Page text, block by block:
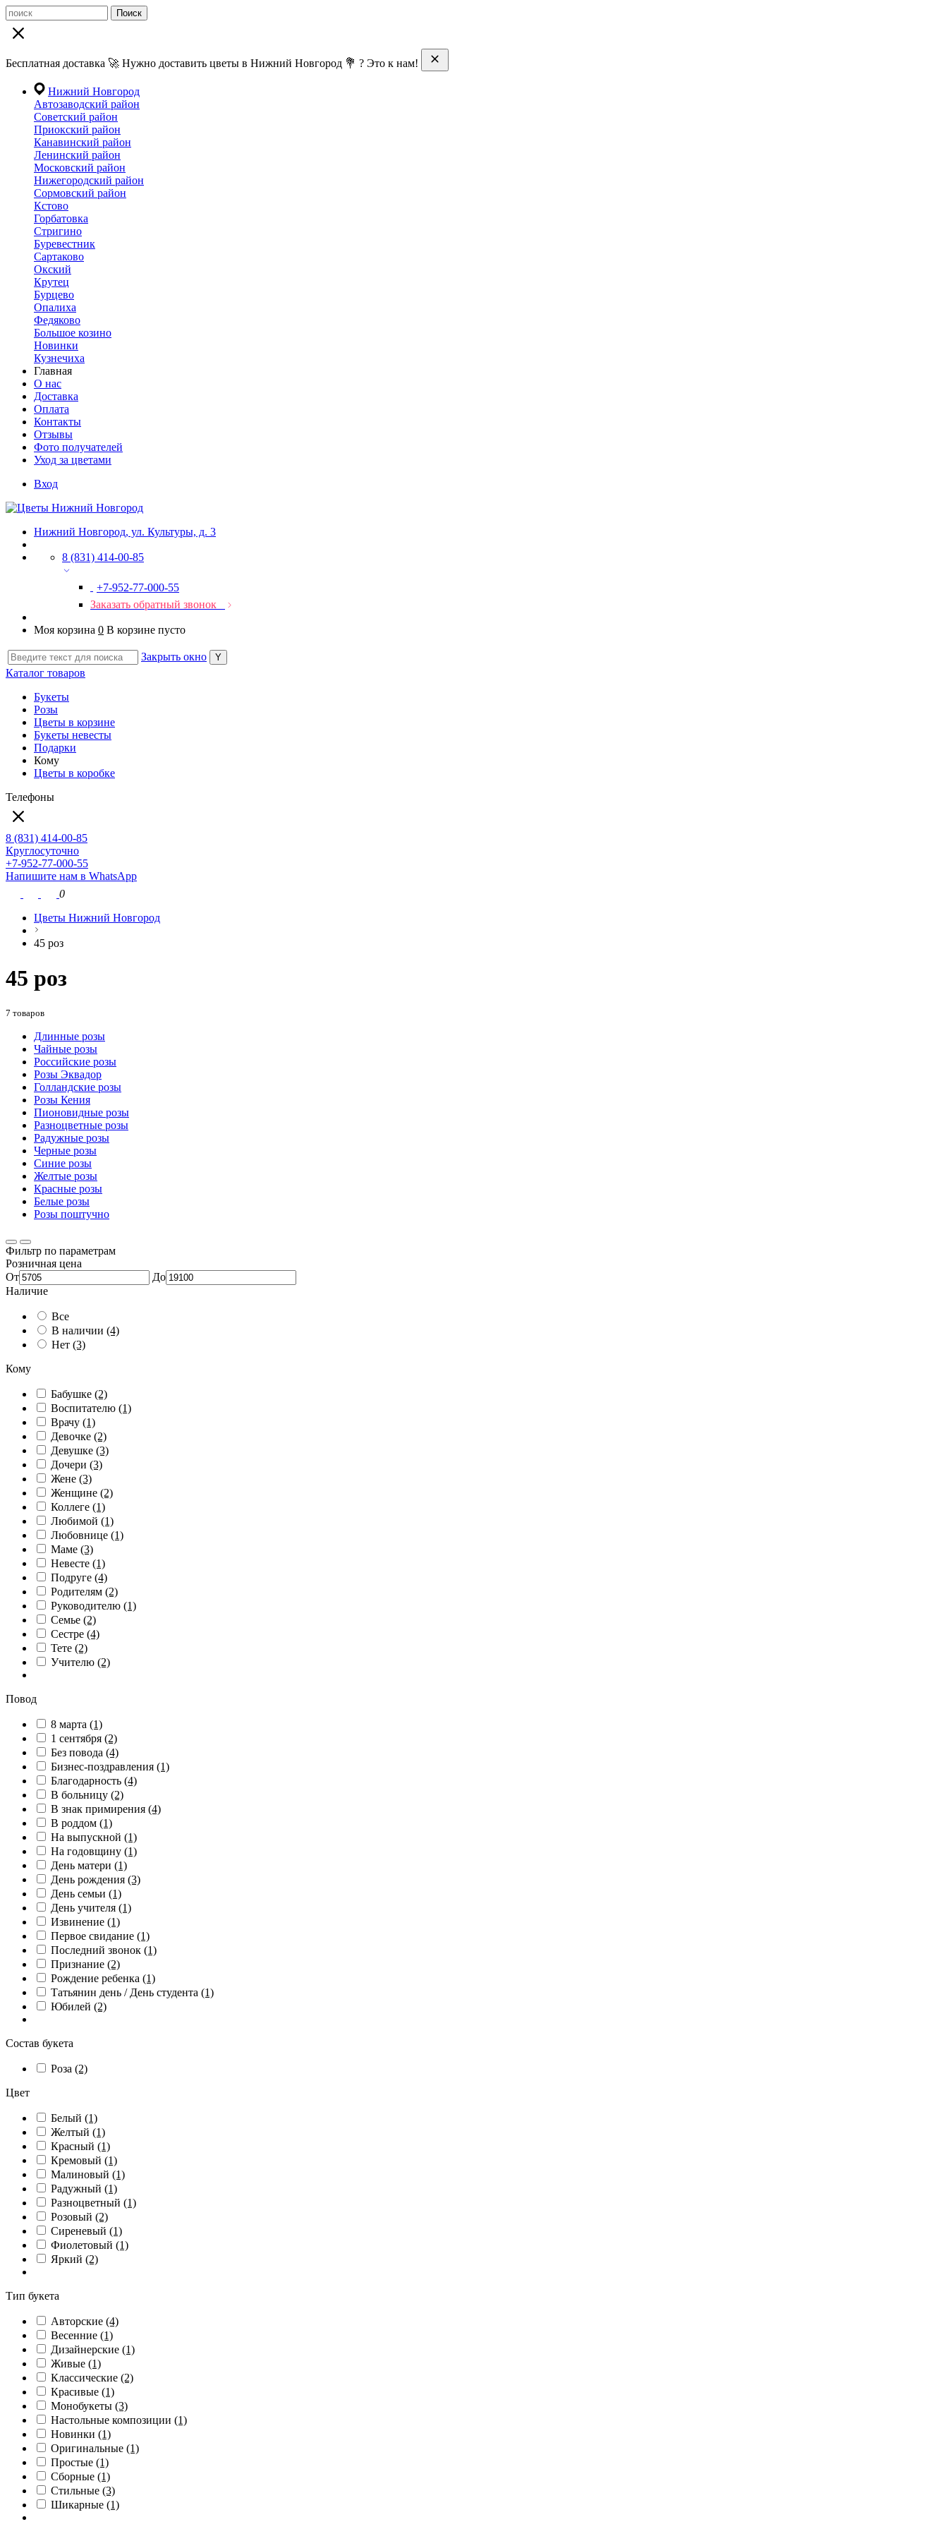
Поиск
Бесплатная доставка 🚀 Нужно доставить цветы в Нижний Новгород 💐 ? Это к нам!
Нижний Новгород
Автозаводский район
Советский район
Приокский район
Канавинский район
Ленинский район
Московский район
Нижегородский район
Сормовский район
Кстово
Горбатовка
Стригино
Буревестник
Сартаково
Окский
Крутец
Бурцево
Опалиха
Федяково
Большое козино
Новинки
Кузнечиха
Главная
О нас
Доставка
Оплата
Контакты
Отзывы
Фото получателей
Уход за цветами
Вход
Нижний Новгород, ул. Культуры, д. 3
8 (831) 414-00-85
+7-952-77-000-55
Заказать обратный звонок
Моя корзина 0 В корзине пусто
Закрыть окно
Каталог товаров
Букеты
Розы
Цветы в корзине
Букеты невесты
Подарки
Кому
Цветы в коробке
Телефоны
8 (831) 414-00-85
Круглосуточно
+7-952-77-000-55
Напишите нам в WhatsApp
0
Цветы Нижний Новгород
45 роз
45 роз
7 товаров
Длинные розы
Чайные розы
Российские розы
Розы Эквадор
Голландские розы
Розы Кения
Пионовидные розы
Разноцветные розы
Радужные розы
Черные розы
Синие розы
Желтые розы
Красные розы
Белые розы
Розы поштучно
Фильтр по параметрам
Розничная цена
От
До
Наличие
Все
В наличии (4)
Нет (3)
Кому
Бабушке (2)
Воспитателю (1)
Врачу (1)
Девочке (2)
Девушке (3)
Дочери (3)
Жене (3)
Женщине (2)
Коллеге (1)
Любимой (1)
Любовнице (1)
Маме (3)
Невесте (1)
Подруге (4)
Родителям (2)
Руководителю (1)
Семье (2)
Сестре (4)
Тете (2)
Учителю (2)
Повод
8 марта (1)
1 сентября (2)
Без повода (4)
Бизнес-поздравления (1)
Благодарность (4)
В больницу (2)
В знак примирения (4)
В роддом (1)
На выпускной (1)
На годовщину (1)
День матери (1)
День рождения (3)
День семьи (1)
День учителя (1)
Извинение (1)
Первое свидание (1)
Последний звонок (1)
Признание (2)
Рождение ребенка (1)
Татьянин день / День студента (1)
Юбилей (2)
Состав букета
Роза (2)
Цвет
Белый (1)
Желтый (1)
Красный (1)
Кремовый (1)
Малиновый (1)
Радужный (1)
Разноцветный (1)
Розовый (2)
Сиреневый (1)
Фиолетовый (1)
Яркий (2)
Тип букета
Авторские (4)
Весенние (1)
Дизайнерские (1)
Живые (1)
Классические (2)
Красивые (1)
Монобукеты (3)
Настольные композиции (1)
Новинки (1)
Оригинальные (1)
Простые (1)
Сборные (1)
Стильные (3)
Шикарные (1)